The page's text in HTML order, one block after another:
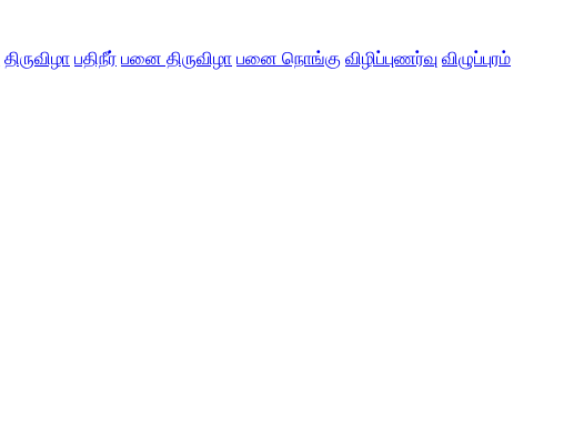
திருவிழா பதிநீர் பனை திருவிழா பனை நொங்கு விழிப்புணர்வு விழுப்புரம்